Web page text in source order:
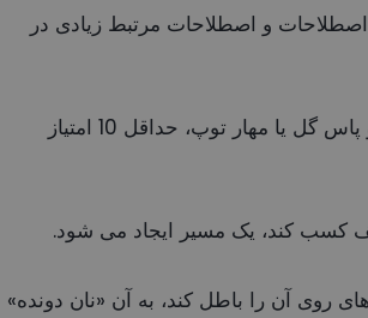
و اصطلاحات مرتبط زیادی در
دابل دابل زمانی است که بازیکن در حین انجام دو کار، مانند زدن گل و پاس گل یا مهار توپ، حداقل 10 امتیاز
روی آن را باطل کند، به آن «نان دونده»